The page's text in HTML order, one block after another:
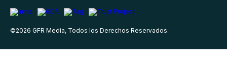
©2026 GFR Media, Todos los Derechos Reservados.